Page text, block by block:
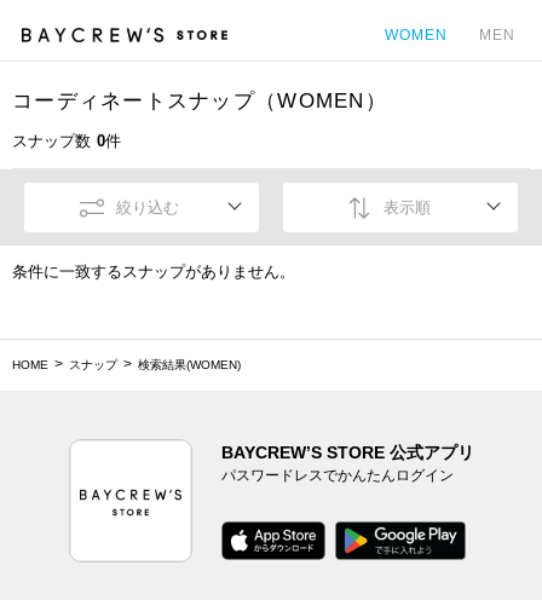
WOMEN MEN
コーディネートスナップ（WOMEN）
スナップ数 0件
絞り込む 表示順
条件に一致するスナップがありません。
HOME スナップ 検索結果(WOMEN)
BAYCREW’S STORE 公式アプリ
パスワードレスでかんたんログイン